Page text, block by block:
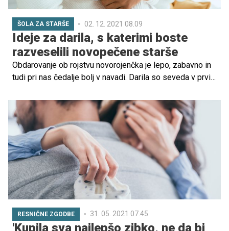
ŠOLA ZA STARŠE 02. 12. 2021 08.09
Ideje za darila, s katerimi boste
razveselili novopečene starše
Obdarovanje ob rojstvu novorojenčka je lepo, zabavno in
tudi pri nas čedalje bolj v navadi. Darila so seveda v prvi
najlepše pa je, če so pozorna in hkrati karseda uporabna.
In seveda ni nujno, da so zelo draga.
RESNIČNE ZGODBE 31. 05. 2021 07.45
'Kupila sva najlepšo zibko, ne da bi